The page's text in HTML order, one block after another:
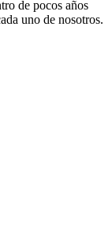
de pocos años
uno de nosotros.